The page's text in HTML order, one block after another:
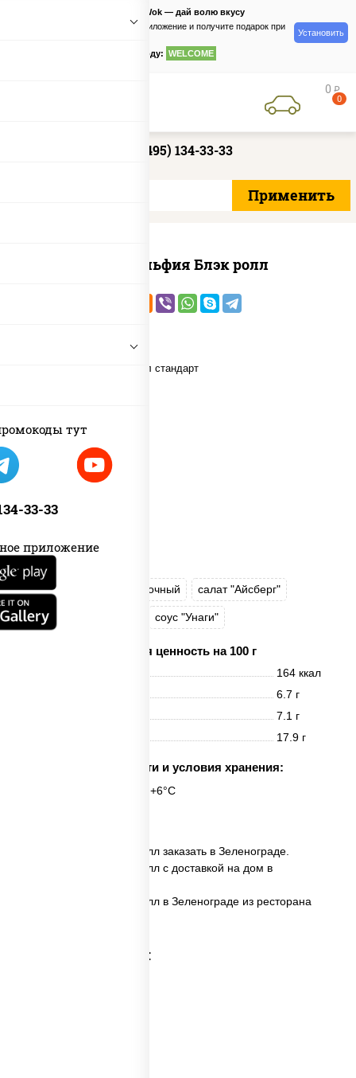
тут
33-33
приложение
PizzaSushiWok — дай волю вкусу
Скачайте приложение и получите подарок при
по промокоду: WELCOME
Установить
0 руб
0
+7 (495) 134-33-33
Филадельфия Блэк ролл
рис сыр сливочный салат "Айсберг"
лосось слабосоленый соус "Унаги"
Пищевая ценность на 100 г
164 ккал
6.7 г
7.1 г
17.9 г
Срок годности и условия хранения:
6 часов при t° от +2°C до +6°C
✅ Филадельфия Блэк ролл заказать в Зеленограде.
✅ Филадельфия Блэк ролл с доставкой на дом в
✅ Филадельфия Блэк ролл в Зеленограде из ресторана
Категории товара: